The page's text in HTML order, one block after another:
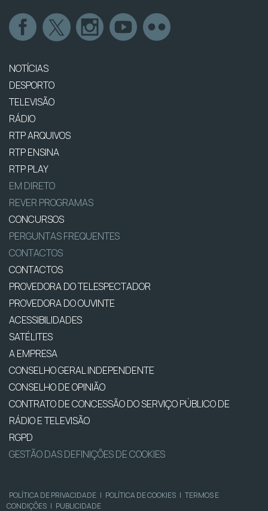
NOTÍCIAS
DESPORTO
TELEVISÃO
RÁDIO
RTP ARQUIVOS
RTP ENSINA
RTP PLAY
EM DIRETO
REVER PROGRAMAS
CONCURSOS
PERGUNTAS FREQUENTES
CONTACTOS
CONTACTOS
PROVEDORA DO TELESPECTADOR
PROVEDORA DO OUVINTE
ACESSIBILIDADES
SATÉLITES
A EMPRESA
CONSELHO GERAL INDEPENDENTE
CONSELHO DE OPINIÃO
CONTRATO DE CONCESSÃO DO SERVIÇO PÚBLICO DE
RÁDIO E TELEVISÃO
RGPD
GESTÃO DAS DEFINIÇÕES DE COOKIES
POLÍTICA DE PRIVACIDADE | POLÍTICA DE COOKIES | TERMOS E
CONDIÇÕES | PUBLICIDADE